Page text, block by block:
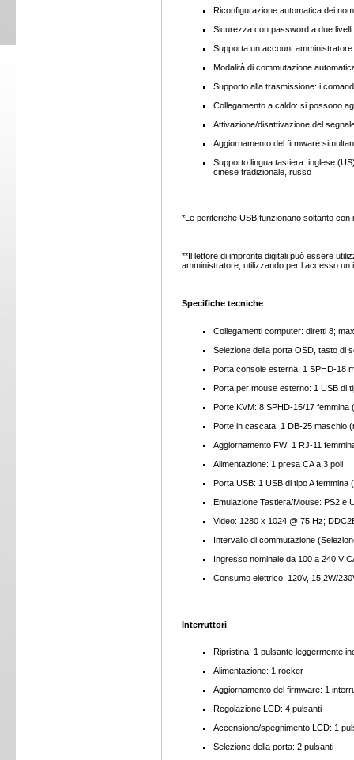
Riconfigurazione automatica dei
Sicurezza con password a due
Supporta un account
Modalità di commutazione
Supporto alla trasmissione: i
Collegamento a caldo: si possono
Attivazione/disattivazione del
Aggiornamento del firmware
Supporto lingua tastiera: inglese
cinese tradizionale, russo
*Le periferiche USB funzionano soltanto
**Il lettore di impronte digitali può essere
amministratore, utilizzando per l accesso un
Specifiche tecniche
Collegamenti computer: diretti 8;
Selezione della porta OSD, tasto di
Porta console esterna: 1 SPHD-18
Porta per mouse esterno: 1 USB di
Porte KVM: 8 SPHD-15/17 femmina
Porte in cascata: 1 DB-25 maschio
Aggiornamento FW: 1 RJ-11
Alimentazione: 1 presa CA a 3 poli
Porta USB: 1 USB di tipo A femmina
Emulazione Tastiera/Mouse: PS2 e
Video: 1280 x 1024 @ 75 Hz;
Intervallo di commutazione
Ingresso nominale da 100 a 240 V
Consumo elettrico: 120V, 15.2W/
Interruttori
Ripristina: 1 pulsante leggermente
Alimentazione: 1 rocker
Aggiornamento del firmware: 1
Regolazione LCD: 4 pulsanti
Accensione/spegnimento LCD: 1
Selezione della porta: 2 pulsanti